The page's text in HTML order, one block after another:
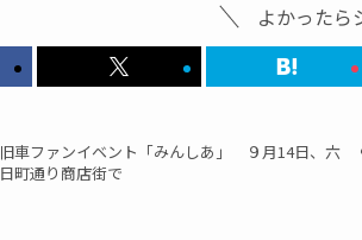
よかったら
旧車ファンイベント「みんしあ」 ９月14日、六
日町通り商店街で